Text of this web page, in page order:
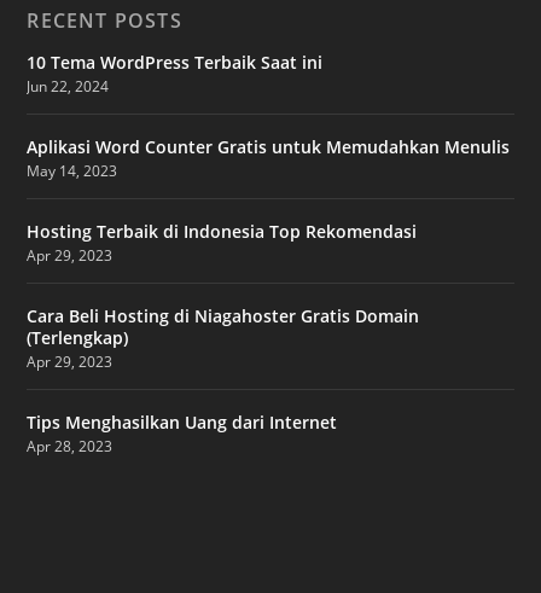
RECENT POSTS
10 Tema WordPress Terbaik Saat ini
Jun 22, 2024
Aplikasi Word Counter Gratis untuk Memudahkan Menulis
May 14, 2023
Hosting Terbaik di Indonesia Top Rekomendasi
Apr 29, 2023
Cara Beli Hosting di Niagahoster Gratis Domain
(Terlengkap)
Apr 29, 2023
Tips Menghasilkan Uang dari Internet
Apr 28, 2023